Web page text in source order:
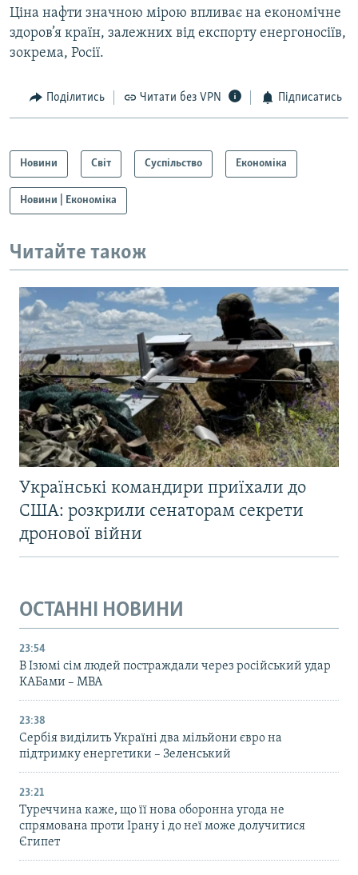
Ціна нафти значною мірою впливає на економічне
здоров’я країн, залежних від експорту енергоносіїв,
зокрема, Росії.
Поділитись Читати без VPN Підписатись
Новини Світ Суспільство Економіка
Новини | Економіка
Читайте також
Українські командири приїхали до
США: розкрили сенаторам секрети
дронової війни
ОСТАННІ НОВИНИ
23:54
В Ізюмі сім людей постраждали через російський удар
КАБами – МВА
23:38
Сербія виділить Україні два мільйони євро на
підтримку енергетики – Зеленський
23:21
Туреччина каже, що її нова оборонна угода не
спрямована проти Ірану і до неї може долучитися
Єгипет